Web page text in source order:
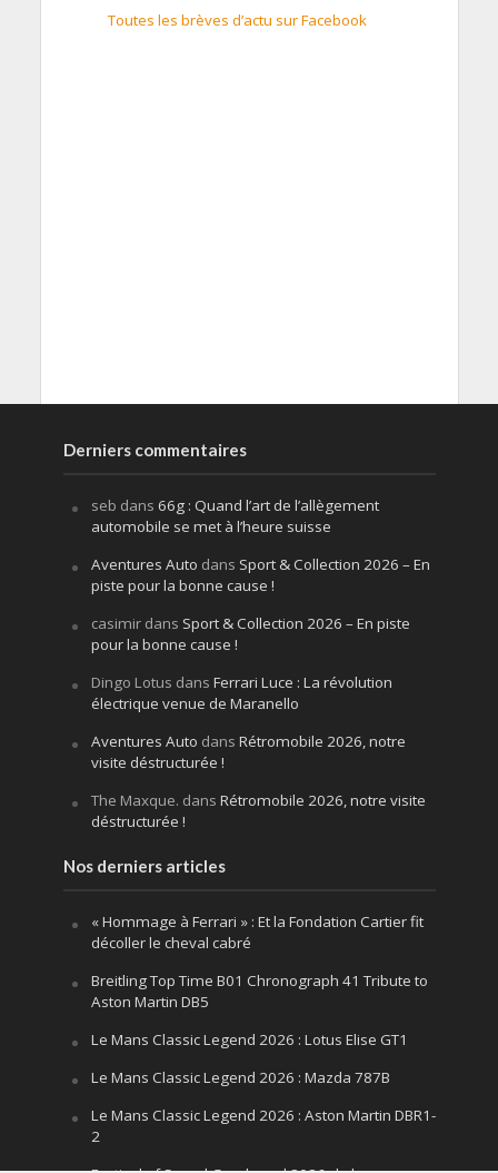
Toutes les brèves d’actu sur Facebook
Derniers commentaires
seb dans 66g : Quand l’art de l’allègement
automobile se met à l’heure suisse
Aventures Auto dans Sport & Collection 2026 – En
piste pour la bonne cause !
casimirdans Sport & Collection 2026 – En piste
pour la bonne cause !
Dingo Lotus dans Ferrari Luce : La révolution
électrique venue de Maranello
Aventures Auto dans Rétromobile 2026, notre
visite déstructurée !
The Maxque. dans Rétromobile 2026, notre visite
déstructurée !
Nos derniers articles
« Hommage à Ferrari » : Et la Fondation Cartier fit
décoller le cheval cabré
Breitling Top Time B01 Chronograph 41 Tribute to
Aston Martin DB5
Le Mans Classic Legend 2026 : Lotus Elise GT1
Le Mans Classic Legend 2026 : Mazda 787B
Le Mans Classic Legend 2026 : Aston Martin DBR1-
2